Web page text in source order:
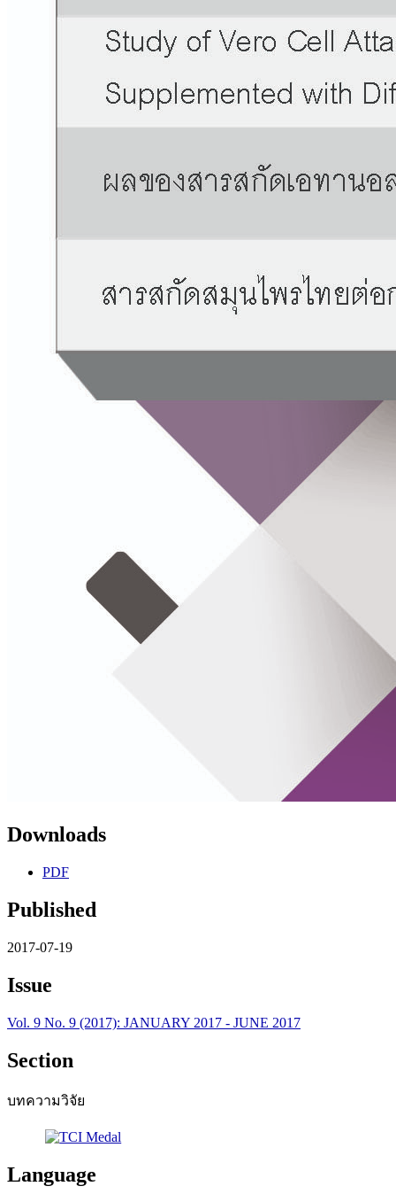
Downloads
PDF
Published
2017-07-19
Issue
Vol. 9 No. 9 (2017): JANUARY 2017 - JUNE 2017
Section
บทความวิจัย
Language